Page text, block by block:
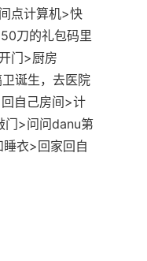
点计算机>快
刀的礼包码里
门>厨房
诞生，去医院
自己房间>计
门>问问danu第
衣>回家回自